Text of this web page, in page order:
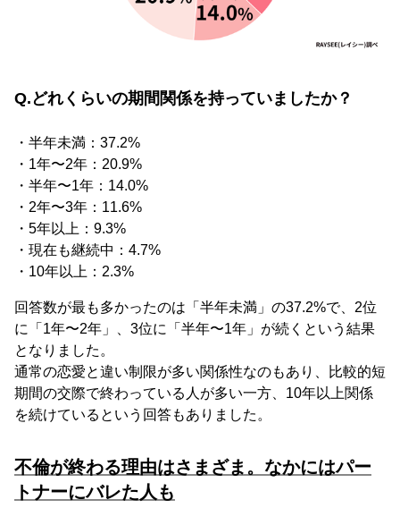
Q.どれくらいの期間関係を持っていましたか？
・半年未満：37.2%
・1年〜2年：20.9%
・半年〜1年：14.0%
・2年〜3年：11.6%
・5年以上：9.3%
・現在も継続中：4.7%
・10年以上：2.3%
回答数が最も多かったのは「半年未満」の37.2%で、2位
に「1年〜2年」、3位に「半年〜1年」が続くという結果
となりました。
通常の恋愛と違い制限が多い関係性なのもあり、比較的短
期間の交際で終わっている人が多い一方、10年以上関係
を続けているという回答もありました。
不倫が終わる理由はさまざま。なかにはパー
トナーにバレた人も